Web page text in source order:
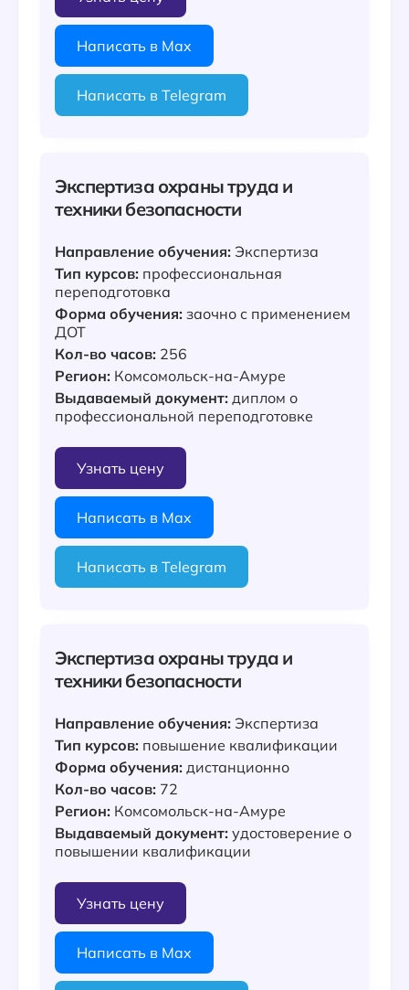
Написать в Max
Написать в Telegram
Экспертиза охраны труда и
техники безопасности
Направление обучения: Экспертиза
Тип курсов: профессиональная
переподготовка
Форма обучения: заочно с применением
ДОТ
Кол-во часов: 256
Регион: Комсомольск-на-Амуре
Выдаваемый документ: диплом о
профессиональной переподготовке
Узнать цену
Написать в Max
Написать в Telegram
Экспертиза охраны труда и
техники безопасности
Направление обучения: Экспертиза
Тип курсов: повышение квалификации
Форма обучения: дистанционно
Кол-во часов: 72
Регион: Комсомольск-на-Амуре
Выдаваемый документ: удостоверение о
повышении квалификации
Узнать цену
Написать в Max